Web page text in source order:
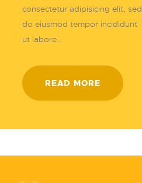
consectetur adipisicing elit, sed
do eiusmod tempor incididunt
ut labore…
READ MORE